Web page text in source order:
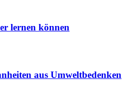
lernen können
aus Umweltbedenken